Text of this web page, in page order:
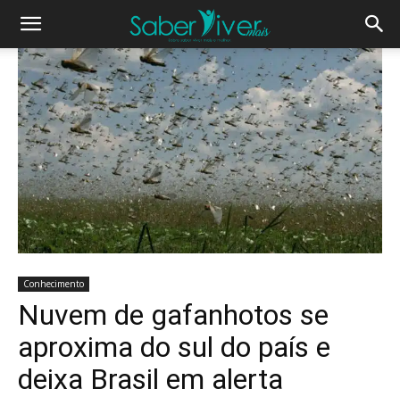
Conhecimento
Nuvem de gafanhotos se
aproxima do sul do país e
deixa Brasil em alerta